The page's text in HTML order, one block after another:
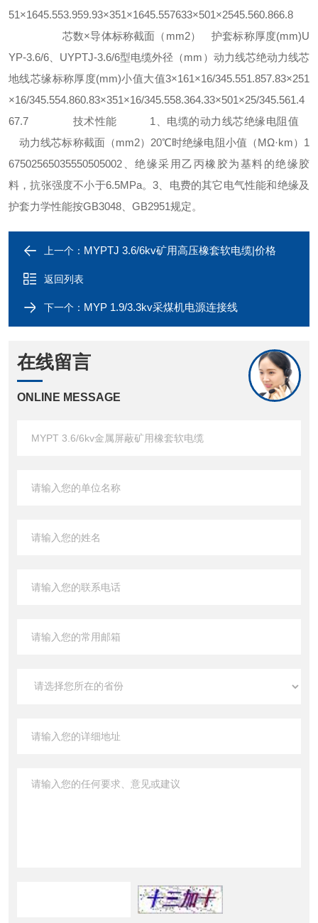
51×1645.553.959.93×351×1645.557633×501×2545.560.866.8
芯数×导体标称截面（mm2） 护套标称厚度(mm)U
YP-3.6/6、UYPTJ-3.6/6型电缆外径（mm）动力线芯绝动力线芯
地线芯缘标称厚度(mm)小值大值3×161×16/345.551.857.83×251
×16/345.554.860.83×351×16/345.558.364.33×501×25/345.561.4
67.7 技术性能 1、电缆的动力线芯绝缘电阻值
动力线芯标称截面（mm2）20℃时绝缘电阻小值（MΩ·km）1
67502565035550505002、绝缘采用乙丙橡胶为基料的绝缘胶
料，抗张强度不小于6.5MPa。3、电费的其它电气性能和绝缘及
护套力学性能按GB3048、GB2951规定。
上一个： MYPTJ 3.6/6kv矿用高压橡套软电缆|价格
返回列表
下一个： MYP 1.9/3.3kv采煤机电源连接线
在线留言
ONLINE MESSAGE